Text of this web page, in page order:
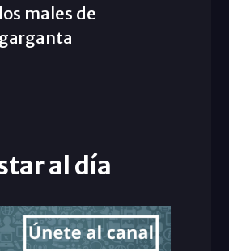
males de
al día